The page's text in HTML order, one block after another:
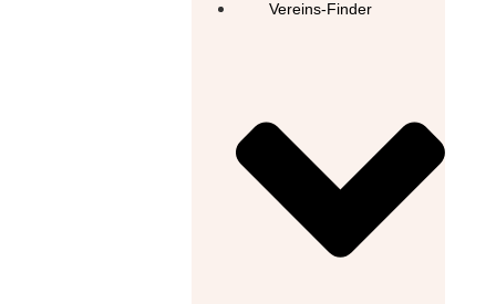
Vereins-Finder